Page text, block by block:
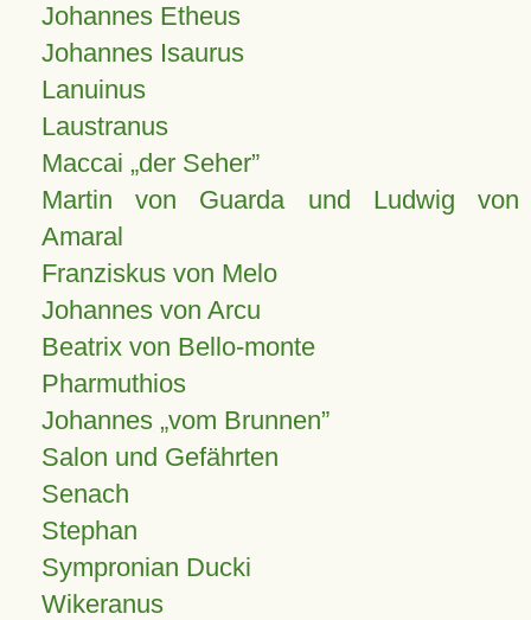
Johannes Etheus
Johannes Isaurus
Lanuinus
Laustranus
Maccai „der Seher”
Martin von Guarda und Ludwig von
Amaral
Franziskus von Melo
Johannes von Arcu
Beatrix von Bello-monte
Pharmuthios
Johannes vom Brunnen
Salon und Gefährten
Senach
Stephan
Sympronian Ducki
Wikeranus